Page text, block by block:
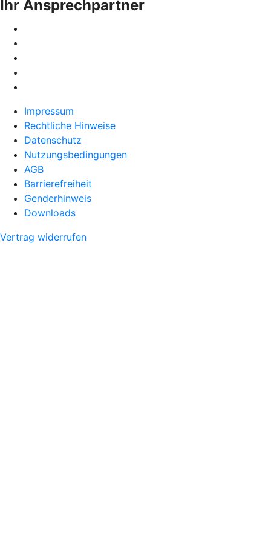
Ihr Ansprechpartner
Impressum
Rechtliche Hinweise
Datenschutz
Nutzungsbedingungen
AGB
Barrierefreiheit
Genderhinweis
Downloads
Vertrag widerrufen